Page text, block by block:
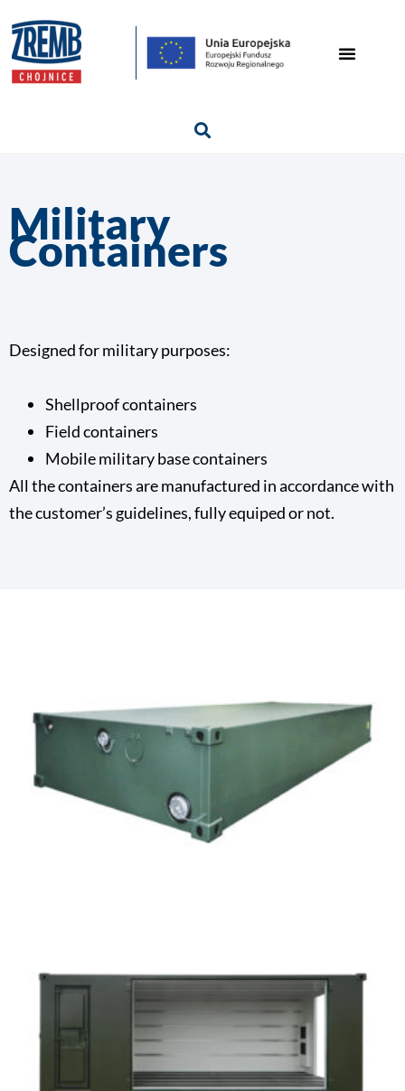
Military
Containers
Designed for military purposes:
Shellproof containers
Field containers
Mobile military base containers
All the containers are manufactured in accordance with
the customer’s guidelines, fully equiped or not.